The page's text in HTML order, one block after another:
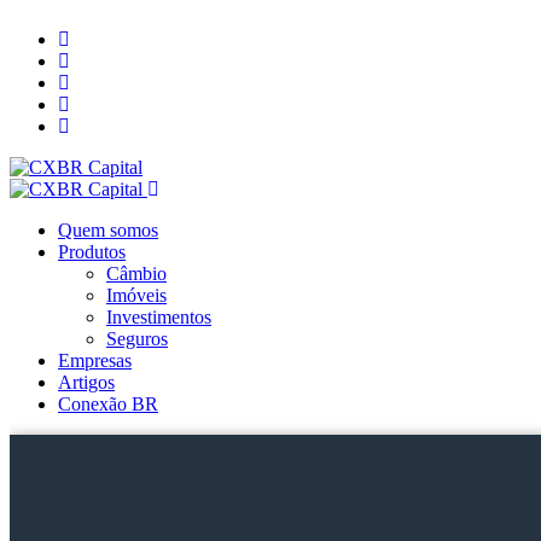
Quem somos
Produtos
Câmbio
Imóveis
Investimentos
Seguros
Empresas
Artigos
Conexão BR